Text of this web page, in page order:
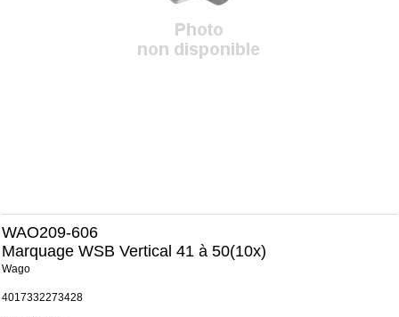
WAO209-606
Marquage WSB Vertical 41 à 50(10x)
Wago
4017332273428